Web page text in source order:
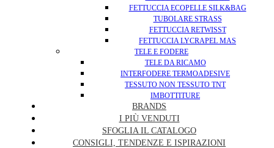
FETTUCCIA ECOPELLE SILK&BAG
TUBOLARE STRASS
FETTUCCIA RETWISST
FETTUCCIA LYCRAPEL MAS
TELE E FODERE
TELE DA RICAMO
INTERFODERE TERMOADESIVE
TESSUTO NON TESSUTO TNT
IMBOTTITURE
BRANDS
I PIÙ VENDUTI
SFOGLIA IL CATALOGO
CONSIGLI, TENDENZE E ISPIRAZIONI